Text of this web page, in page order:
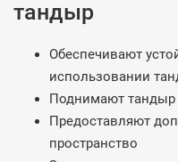
тандыр
Обеспечивают
использовании
Поднимают тандыр
Предоставляют
пространство